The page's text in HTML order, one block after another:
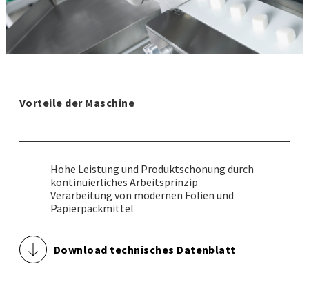
Vorteile der Maschine
Hohe Leistung und Produktschonung durch
kontinuierliches Arbeitsprinzip
Verarbeitung von modernen Folien und
Papierpackmittel
Download technisches Datenblatt